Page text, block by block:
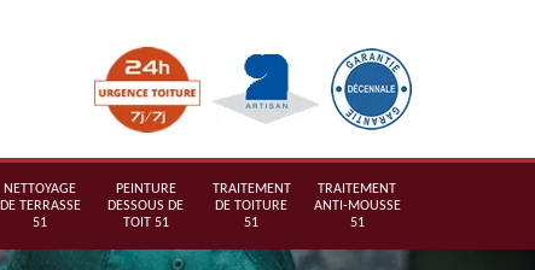
NETTOYAGE
DE TERRASSE
51
PEINTURE
DESSOUS DE
TOIT 51
TRAITEMENT
DE TOITURE
51
TRAITEMENT
ANTI-MOUSSE
51